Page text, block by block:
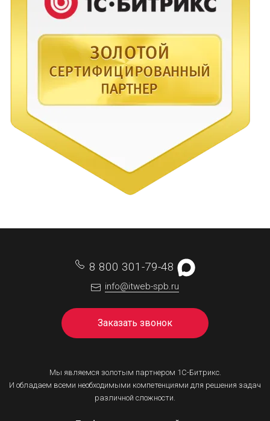
8 800 301-79-48
info@itweb-spb.ru
Заказать звонок
Мы являемся золотым партнером 1С-Битрикс.
И обладаем всеми необходимыми компетенциями для решения задач
различной сложности.